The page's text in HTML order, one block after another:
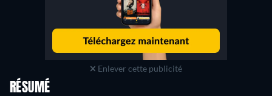
Enlever cette publicité
RÉSUMÉ